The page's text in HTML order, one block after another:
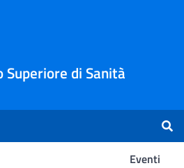
di Sanità
Eventi